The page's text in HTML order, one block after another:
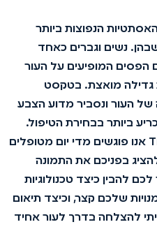
הנפוצות ביותר
נשים וגברים כאחד
המופיעים על העור
גדילה מואצת. בטקסט
של העור ונסביר מדוע הצבע
ביותר בבחירת הטיפול.
בקליניקת עורגה בית הרופאים TLV אנו פוגשים מדי יום מטופלים
בפניכם את התמונה
להבין כיצד טכנולוגיות
שלכם קצר, וכיצד תיאום
להצלחה בדרך לעור אחיד